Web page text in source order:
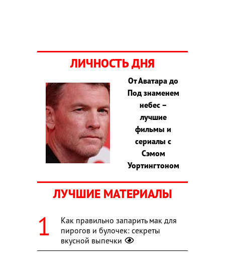
ЛИЧНОСТЬ ДНЯ
От Аватара до
Под знаменем
небес –
лучшие
фильмы и
сериалы с
Сэмом
Уортингтоном
ЛУЧШИЕ МАТЕРИАЛЫ
Как правильно запарить мак для
пирогов и булочек: секреты
вкусной выпечки